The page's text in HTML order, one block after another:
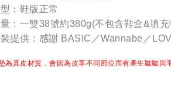
：鞋版正常
：一雙38號約380g(不包含鞋盒&填充
提供：感謝 BASIC／Wannabe／
為真皮材質，會因為皮革不同部位而有產生皺皺與